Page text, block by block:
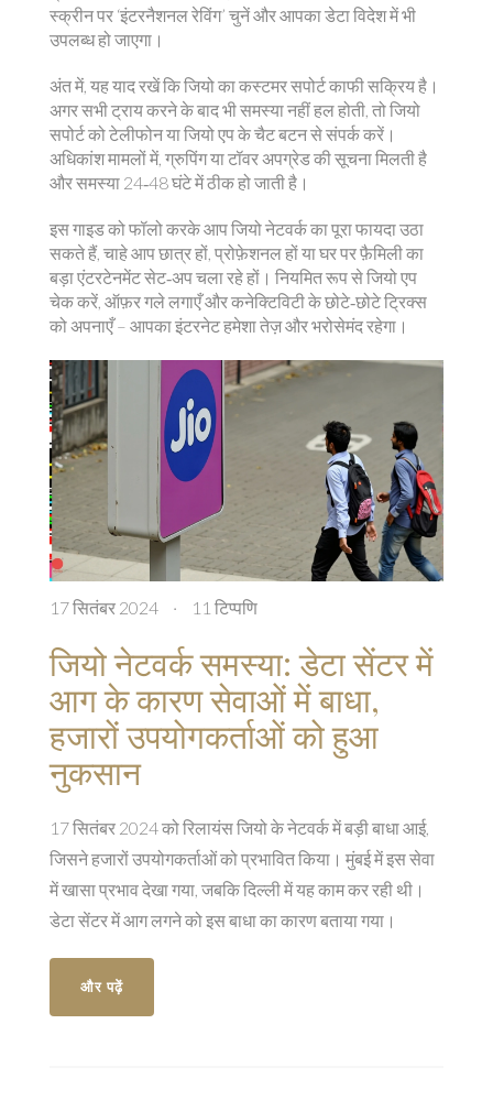
स्क्रीन पर ‘इंटरनैशनल रेविंग’ चुनें और आपका डेटा विदेश में भी
उपलब्ध हो जाएगा।
अंत में, यह याद रखें कि जियो का कस्टमर सपोर्ट काफी सक्रिय है।
अगर सभी ट्राय करने के बाद भी समस्या नहीं हल होती, तो जियो
सपोर्ट को टेलीफोन या जियो एप के चैट बटन से संपर्क करें।
अधिकांश मामलों में, ग्रुपिंग या टॉवर अपग्रेड की सूचना मिलती है
और समस्या 24‑48 घंटे में ठीक हो जाती है।
इस गाइड को फॉलो करके आप जियो नेटवर्क का पूरा फायदा उठा
सकते हैं, चाहे आप छात्र हों, प्रोफ़ेशनल हों या घर पर फ़ैमिली का
बड़ा एंटरटेनमेंट सेट‑अप चला रहे हों। नियमित रूप से जियो एप
चेक करें, ऑफ़र गले लगाएँ और कनेक्टिविटी के छोटे‑छोटे ट्रिक्स
को अपनाएँ – आपका इंटरनेट हमेशा तेज़ और भरोसेमंद रहेगा।
17 सितंबर 2024 · 11 टिप्पणि
जियो नेटवर्क समस्या: डेटा सेंटर में
आग के कारण सेवाओं में बाधा,
हजारों उपयोगकर्ताओं को हुआ
नुकसान
17 सितंबर 2024 को रिलायंस जियो के नेटवर्क में बड़ी बाधा आई,
जिसने हजारों उपयोगकर्ताओं को प्रभावित किया। मुंबई में इस सेवा
में खासा प्रभाव देखा गया, जबकि दिल्ली में यह काम कर रही थी।
डेटा सेंटर में आग लगने को इस बाधा का कारण बताया गया।
और पढ़ें